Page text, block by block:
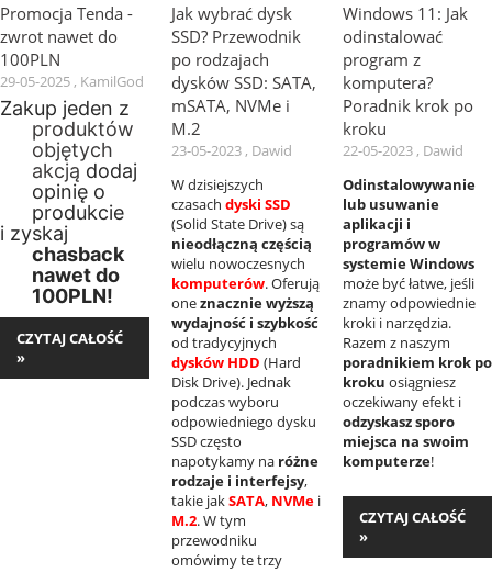
Promocja Tenda -
zwrot nawet do
100PLN
29-05-2025 , KamilGod
Zakup jeden z
produktów
objętych
akcją dodaj
opinię o
produkcie
i zyskaj
chasback
nawet do
100PLN!
CZYTAJ CAŁOŚĆ
»
Jak wybrać dysk
SSD? Przewodnik
po rodzajach
dysków SSD: SATA,
mSATA, NVMe i
M.2
23-05-2023 , Dawid
W dzisiejszych
czasach dyski SSD
(Solid State Drive) są
nieodłączną częścią
wielu nowoczesnych
komputerów. Oferują
oneznacznie wyższą
wydajność i szybkość
od tradycyjnych
dysków HDD (Hard
Disk Drive). Jednak
podczas wyboru
odpowiedniego dysku
SSD często
napotykamy na różne
rodzaje i interfejsy,
takie jakSATA, NVMe i
M.2. W tym
przewodniku
omówimy te trzy
Windows 11: Jak
odinstalować
program z
komputera?
Poradnik krok po
kroku
22-05-2023 , Dawid
Odinstalowywanie
lub usuwanie
aplikacji i
programów w
systemie Windows
może być łatwe, jeśli
znamy odpowiednie
kroki i narzędzia.
Razem z naszym
poradnikiem krok po
kroku osiągniesz
oczekiwany efekt i
odzyskasz sporo
miejsca na swoim
komputerze!
CZYTAJ CAŁOŚĆ
»